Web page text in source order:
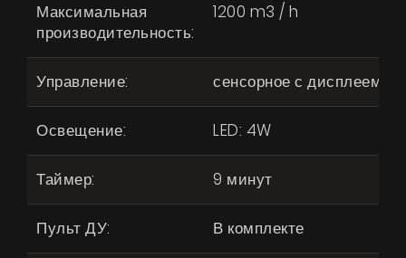
Максимальная
производительность:
1200 m3 / h
Управление: сенсорное с дисплеем
Освещение: LED: 4W
Таймер: 9 минут
Пульт ДУ: В комплекте